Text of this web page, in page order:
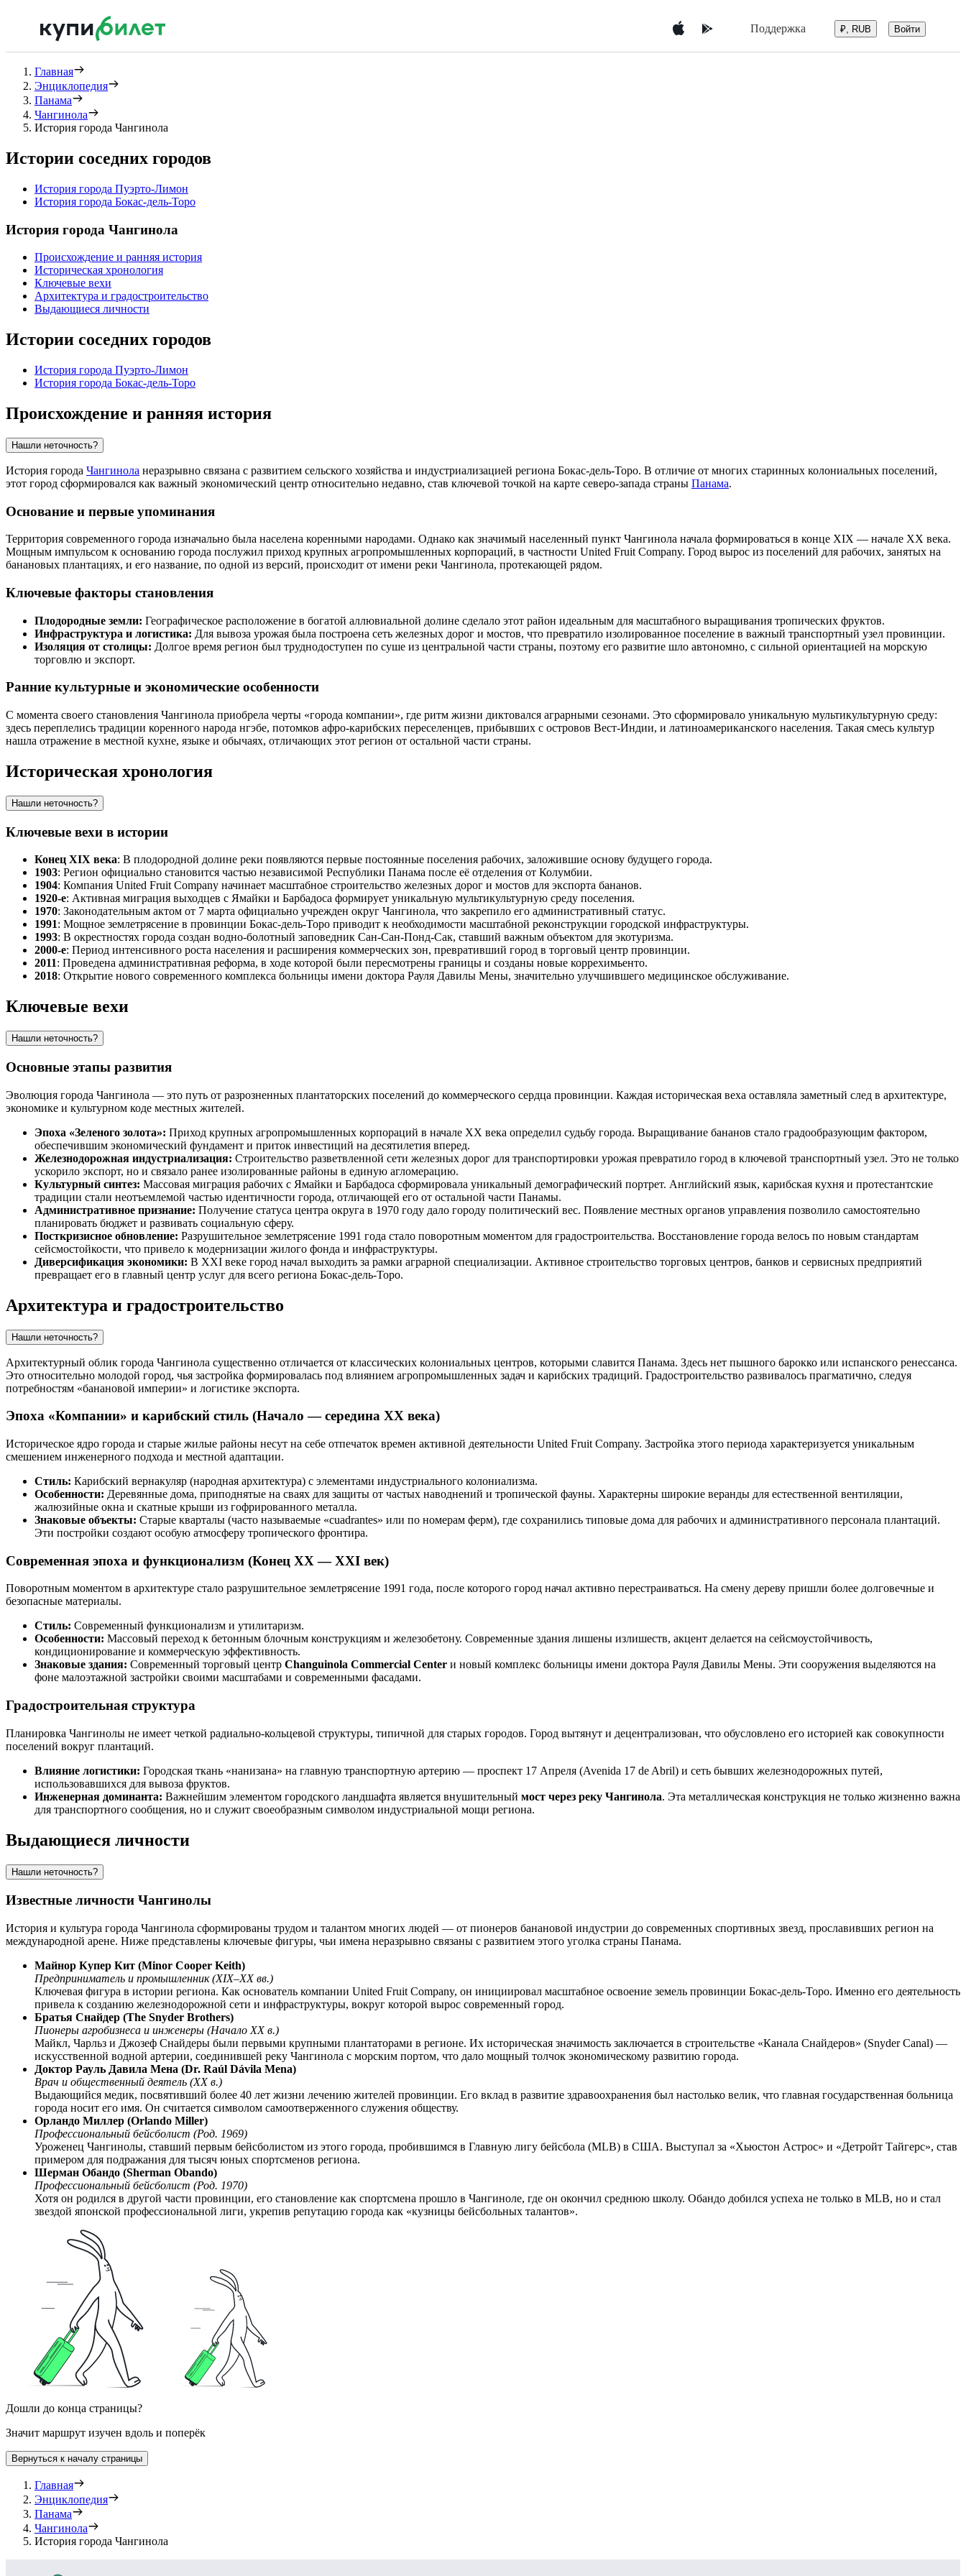
Поддержка ₽, RUB Войти
Главная
Энциклопедия
Панама
Чангинола
История города Чангинола
Истории соседних городов
История города Пуэрто-Лимон
История города Бокас-дель-Торо
История города Чангинола
Происхождение и ранняя история
Историческая хронология
Ключевые вехи
Архитектура и градостроительство
Выдающиеся личности
Истории соседних городов
История города Пуэрто-Лимон
История города Бокас-дель-Торо
Происхождение и ранняя история
Нашли неточность?
История города Чангинола неразрывно связана с развитием сельского хозяйства и индустриализацией региона Бокас-дель-Торо. В отличие от многих старинных колониальных поселений,
этот город сформировался как важный экономический центр относительно недавно, став ключевой точкой на карте северо-запада страны Панама.
Основание и первые упоминания
Территория современного города изначально была населена коренными народами. Однако как значимый населенный пункт Чангинола начала формироваться в конце XIX — начале XX века.
Мощным импульсом к основанию города послужил приход крупных агропромышленных корпораций, в частности United Fruit Company. Город вырос из поселений для рабочих, занятых на
банановых плантациях, и его название, по одной из версий, происходит от имени реки Чангинола, протекающей рядом.
Ключевые факторы становления
Плодородные земли: Географическое расположение в богатой аллювиальной долине сделало этот район идеальным для масштабного выращивания тропических фруктов.
Инфраструктура и логистика: Для вывоза урожая была построена сеть железных дорог и мостов, что превратило изолированное поселение в важный транспортный узел провинции.
Изоляция от столицы: Долгое время регион был труднодоступен по суше из центральной части страны, поэтому его развитие шло автономно, с сильной ориентацией на морскую
торговлю и экспорт.
Ранние культурные и экономические особенности
С момента своего становления Чангинола приобрела черты «города компании», где ритм жизни диктовался аграрными сезонами. Это сформировало уникальную мультикультурную среду:
здесь переплелись традиции коренного народа нгэбе, потомков афро-карибских переселенцев, прибывших с островов Вест-Индии, и латиноамериканского населения. Такая смесь культур
нашла отражение в местной кухне, языке и обычаях, отличающих этот регион от остальной части страны.
Историческая хронология
Нашли неточность?
Ключевые вехи в истории
Конец XIX века: В плодородной долине реки появляются первые постоянные поселения рабочих, заложившие основу будущего города.
1903: Регион официально становится частью независимой Республики Панама после её отделения от Колумбии.
1904: Компания United Fruit Company начинает масштабное строительство железных дорог и мостов для экспорта бананов.
1920-е: Активная миграция выходцев с Ямайки и Барбадоса формирует уникальную мультикультурную среду поселения.
1970: Законодательным актом от 7 марта официально учрежден округ Чангинола, что закрепило его административный статус.
1991: Мощное землетрясение в провинции Бокас-дель-Торо приводит к необходимости масштабной реконструкции городской инфраструктуры.
1993: В окрестностях города создан водно-болотный заповедник Сан-Сан-Понд-Сак, ставший важным объектом для экотуризма.
2000-е: Период интенсивного роста населения и расширения коммерческих зон, превративший город в торговый центр провинции.
2011: Проведена административная реформа, в ходе которой были пересмотрены границы и созданы новые коррехимьенто.
2018: Открытие нового современного комплекса больницы имени доктора Рауля Давилы Мены, значительно улучшившего медицинское обслуживание.
Ключевые вехи
Нашли неточность?
Основные этапы развития
Эволюция города Чангинола — это путь от разрозненных плантаторских поселений до коммерческого сердца провинции. Каждая историческая веха оставляла заметный след в архитектуре,
экономике и культурном коде местных жителей.
Эпоха «Зеленого золота»: Приход крупных агропромышленных корпораций в начале XX века определил судьбу города. Выращивание бананов стало градообразующим фактором,
обеспечившим экономический фундамент и приток инвестиций на десятилетия вперед.
Железнодорожная индустриализация: Строительство разветвленной сети железных дорог для транспортировки урожая превратило город в ключевой транспортный узел. Это не только
ускорило экспорт, но и связало ранее изолированные районы в единую агломерацию.
Культурный синтез: Массовая миграция рабочих с Ямайки и Барбадоса сформировала уникальный демографический портрет. Английский язык, карибская кухня и протестантские
традиции стали неотъемлемой частью идентичности города, отличающей его от остальной части Панамы.
Административное признание: Получение статуса центра округа в 1970 году дало городу политический вес. Появление местных органов управления позволило самостоятельно
планировать бюджет и развивать социальную сферу.
Посткризисное обновление: Разрушительное землетрясение 1991 года стало поворотным моментом для градостроительства. Восстановление города велось по новым стандартам
сейсмостойкости, что привело к модернизации жилого фонда и инфраструктуры.
Диверсификация экономики: В XXI веке город начал выходить за рамки аграрной специализации. Активное строительство торговых центров, банков и сервисных предприятий
превращает его в главный центр услуг для всего региона Бокас-дель-Торо.
Архитектура и градостроительство
Нашли неточность?
Архитектурный облик города Чангинола существенно отличается от классических колониальных центров, которыми славится Панама. Здесь нет пышного барокко или испанского ренессанса.
Это относительно молодой город, чья застройка формировалась под влиянием агропромышленных задач и карибских традиций. Градостроительство развивалось прагматично, следуя
потребностям «банановой империи» и логистике экспорта.
Эпоха «Компании» и карибский стиль (Начало — середина XX века)
Историческое ядро города и старые жилые районы несут на себе отпечаток времен активной деятельности United Fruit Company. Застройка этого периода характеризуется уникальным
смешением инженерного подхода и местной адаптации.
Стиль: Карибский вернакуляр (народная архитектура) с элементами индустриального колониализма.
Особенности: Деревянные дома, приподнятые на сваях для защиты от частых наводнений и тропической фауны. Характерны широкие веранды для естественной вентиляции,
жалюзийные окна и скатные крыши из гофрированного металла.
Знаковые объекты: Старые кварталы (часто называемые «cuadrantes» или по номерам ферм), где сохранились типовые дома для рабочих и административного персонала плантаций.
Эти постройки создают особую атмосферу тропического фронтира.
Современная эпоха и функционализм (Конец XX — XXI век)
Поворотным моментом в архитектуре стало разрушительное землетрясение 1991 года, после которого город начал активно перестраиваться. На смену дереву пришли более долговечные и
безопасные материалы.
Стиль: Современный функционализм и утилитаризм.
Особенности: Массовый переход к бетонным блочным конструкциям и железобетону. Современные здания лишены излишеств, акцент делается на сейсмоустойчивость,
кондиционирование и коммерческую эффективность.
Знаковые здания: Современный торговый центр Changuinola Commercial Center и новый комплекс больницы имени доктора Рауля Давилы Мены. Эти сооружения выделяются на
фоне малоэтажной застройки своими масштабами и современными фасадами.
Градостроительная структура
Планировка Чангинолы не имеет четкой радиально-кольцевой структуры, типичной для старых городов. Город вытянут и децентрализован, что обусловлено его историей как совокупности
поселений вокруг плантаций.
Влияние логистики: Городская ткань «нанизана» на главную транспортную артерию — проспект 17 Апреля (Avenida 17 de Abril) и сеть бывших железнодорожных путей,
использовавшихся для вывоза фруктов.
Инженерная доминанта: Важнейшим элементом городского ландшафта является внушительный мост через реку Чангинола. Эта металлическая конструкция не только жизненно важна
для транспортного сообщения, но и служит своеобразным символом индустриальной мощи региона.
Выдающиеся личности
Нашли неточность?
Известные личности Чангинолы
История и культура города Чангинола сформированы трудом и талантом многих людей — от пионеров банановой индустрии до современных спортивных звезд, прославивших регион на
международной арене. Ниже представлены ключевые фигуры, чьи имена неразрывно связаны с развитием этого уголка страны Панама.
Майнор Купер Кит (Minor Cooper Keith)
Предприниматель и промышленник (XIX–XX вв.)
Ключевая фигура в истории региона. Как основатель компании United Fruit Company, он инициировал масштабное освоение земель провинции Бокас-дель-Торо. Именно его деятельность
привела к созданию железнодорожной сети и инфраструктуры, вокруг которой вырос современный город.
Братья Снайдер (The Snyder Brothers)
Пионеры агробизнеса и инженеры (Начало XX в.)
Майкл, Чарльз и Джозеф Снайдеры были первыми крупными плантаторами в регионе. Их историческая значимость заключается в строительстве «Канала Снайдеров» (Snyder Canal) —
искусственной водной артерии, соединившей реку Чангинола с морским портом, что дало мощный толчок экономическому развитию города.
Доктор Рауль Давила Мена (Dr. Raúl Dávila Mena)
Врач и общественный деятель (XX в.)
Выдающийся медик, посвятивший более 40 лет жизни лечению жителей провинции. Его вклад в развитие здравоохранения был настолько велик, что главная государственная больница
города носит его имя. Он считается символом самоотверженного служения обществу.
Орландо Миллер (Orlando Miller)
Профессиональный бейсболист (Род. 1969)
Уроженец Чангинолы, ставший первым бейсболистом из этого города, пробившимся в Главную лигу бейсбола (MLB) в США. Выступал за «Хьюстон Астрос» и «Детройт Тайгерс», став
примером для подражания для тысяч юных спортсменов региона.
Шерман Обандо (Sherman Obando)
Профессиональный бейсболист (Род. 1970)
Хотя он родился в другой части провинции, его становление как спортсмена прошло в Чангиноле, где он окончил среднюю школу. Обандо добился успеха не только в MLB, но и стал
звездой японской профессиональной лиги, укрепив репутацию города как «кузницы бейсбольных талантов».
Дошли до конца страницы?
Значит маршрут изучен вдоль и поперёк
Вернуться к началу страницы
Главная
Энциклопедия
Панама
Чангинола
История города Чангинола